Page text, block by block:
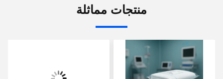
منتجات مماثلة